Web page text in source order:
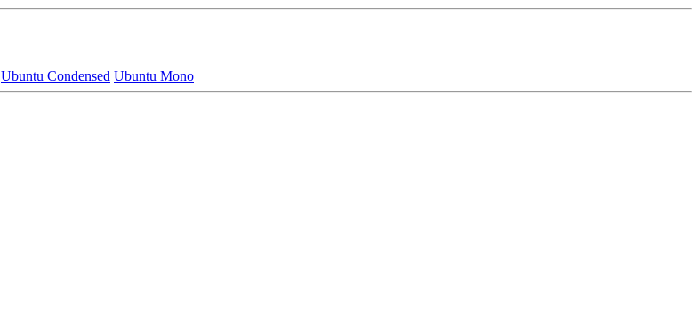
Ubuntu Condensed Ubuntu Mono